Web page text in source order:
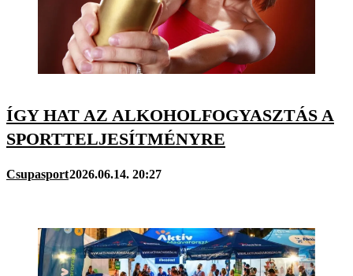
ÍGY HAT AZ ALKOHOLFOGYASZTÁS A
SPORTTELJESÍTMÉNYRE
Csupasport2026.06.14. 20:27